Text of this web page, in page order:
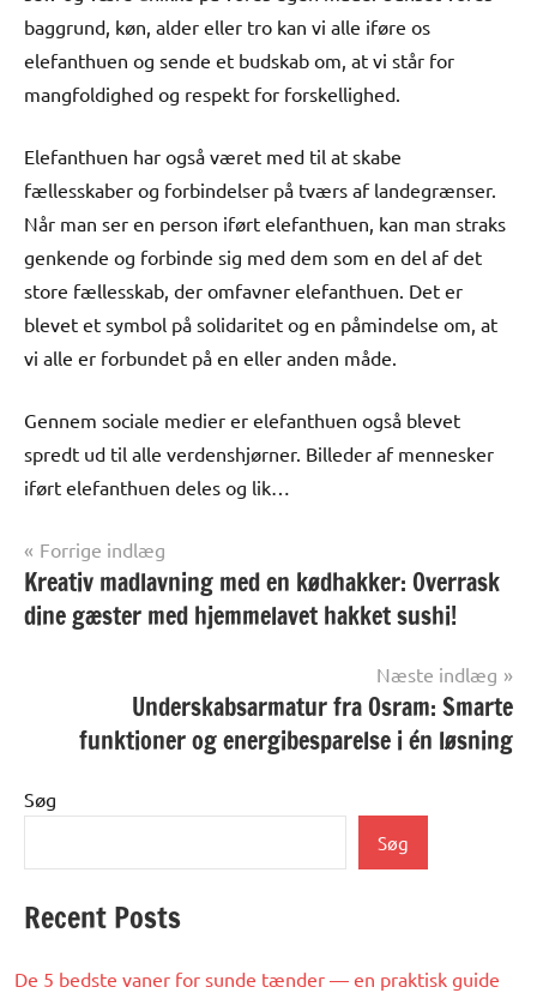
baggrund, køn, alder eller tro kan vi alle iføre os
elefanthuen og sende et budskab om, at vi står for
mangfoldighed og respekt for forskellighed.
Elefanthuen har også været med til at skabe
fællesskaber og forbindelser på tværs af landegrænser.
Når man ser en person iført elefanthuen, kan man straks
genkende og forbinde sig med dem som en del af det
store fællesskab, der omfavner elefanthuen. Det er
blevet et symbol på solidaritet og en påmindelse om, at
vi alle er forbundet på en eller anden måde.
Gennem sociale medier er elefanthuen også blevet
spredt ud til alle verdenshjørner. Billeder af mennesker
iført elefanthuen deles og lik…
Alle
anmeldelser
og artikler
Indlægsnavigation
Forrige indlæg
Kreativ madlavning med en kødhakker: Overrask
dine gæster med hjemmelavet hakket sushi!
Næste indlæg
Underskabsarmatur fra Osram: Smarte
funktioner og energibesparelse i én løsning
Søg
Søg
Recent Posts
De 5 bedste vaner for sunde tænder — en praktisk guide